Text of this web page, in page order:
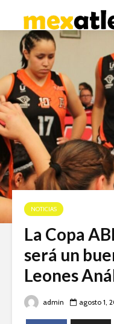
NOTICIAS
La Copa
será un
Leones
admin agosto 1,